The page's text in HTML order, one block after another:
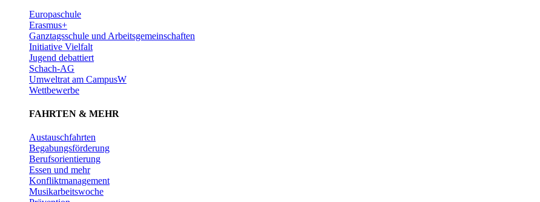
Europaschule
Erasmus+
Ganztagsschule und Arbeitsgemeinschaften
Initiative Vielfalt
Jugend debattiert
Schach-AG
Umweltrat am CampusW
Wettbewerbe
FAHRTEN & MEHR
Austauschfahrten
Begabungsförderung
Berufsorientierung
Essen und mehr
Konfliktmanagement
Musikarbeitswoche